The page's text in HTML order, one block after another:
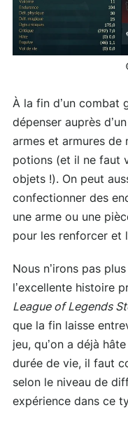
À la fin d’un combat
dépenser auprès
armes et armures de
potions (et il ne faut
objets !). On peut
confectionner des
une arme ou une
pour les renforcer et
Nous n’irons pas
l’excellente histoire
League of Legends
que la fin laisse
jeu, qu’on a déjà
durée de vie, il faut
selon le niveau de
expérience dans ce